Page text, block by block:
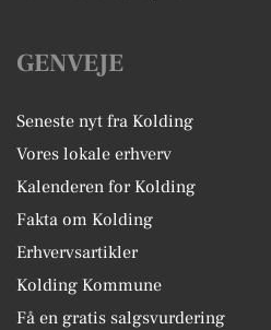
GENVEJE
Seneste nyt fra Kolding
Vores lokale erhverv
Kalenderen for Kolding
Fakta om Kolding
Erhvervsartikler
Kolding Kommune
Få en gratis salgsvurdering